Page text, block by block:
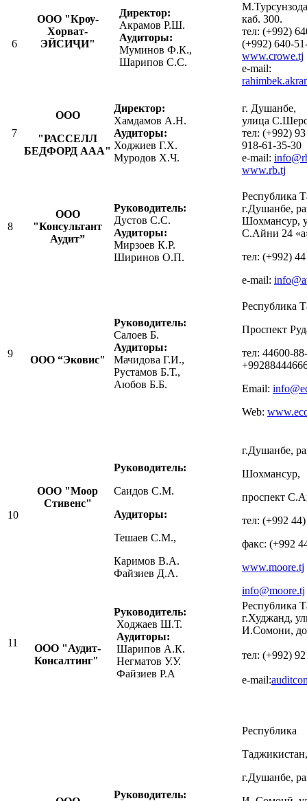
6
ООО "Кроу-
Хорват-
ЭЙСИҶИ"
Директор:
Акрамов Р.Ш.
Аудиторы:
Муминов Ф.К.,
Шарипов С.С.
каб. 300.
тел: (+992)
(+992) 640-
www.crowe.tj
e-mail:
7
ООО
"РАССЕЛЛ
БЕДФОРД ААА"
Директор:
Хамдамов А.Н.
Аудиторы:
Ходжиев Г.Х.
Муродов Х.Ч.
г. Душанбе,
улица
тел: (+992)
918-61-35-30
e-mail:
www.rb.tj
8
ООО
"Консультант
Аудит”
Руководитель:
Дустов С.С.
Аудиторы:
Мирзоев К.Р.
Ширинов О.П.
Республика
г.Душанбе,
Шохмансур,
С.Айни 24
тел: (+992)
e-mail:
9
ООО “Эковис"
Руководитель:
Салоев Б.
Аудиторы:
Мачидова Г.И.,
Рустамов Б.Т.,
Аюбов Б.Б.
Республика
Проспект
тел: 44600-
Email: info
Web:
10
ООО "Моор
Стивенс"
Руководитель:
Саидов С.М.
Аудиторы:
Тешаев С.М.,
Каримов В.А.
Файзиев Д.А.
г.Душанбе,
Шохмансур,
проспект
тел: (+992
факс: (+992
www.moore.tj
info@moore.tj
11
ООО "Аудит-
Консалтинг"
Руководитель:
Ходжаев Ш.Т.
Аудиторы:
Шарипов А.К.
Негматов У.У.
Файзиев Р.А
Республика
г.Худжанд,
И.Сомони,
тел: (+992)
e-mail:
Руководитель:
Республика
Таджикистан,
г.Душанбе,